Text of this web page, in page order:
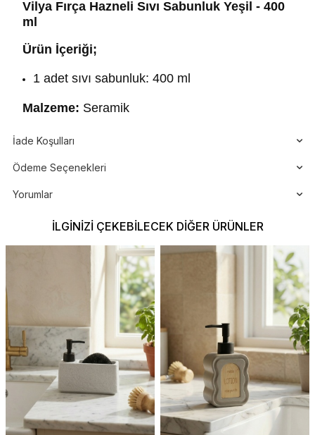
Vilya Fırça Hazneli Sıvı Sabunluk Yeşil - 400
ml
Ürün İçeriği;
1 adet sıvı sabunluk: 400 ml
Malzeme: Seramik
İade Koşulları
Ödeme Seçenekleri
Yorumlar
İLGINIZI ÇEKEBILECEK DIĞER ÜRÜNLER